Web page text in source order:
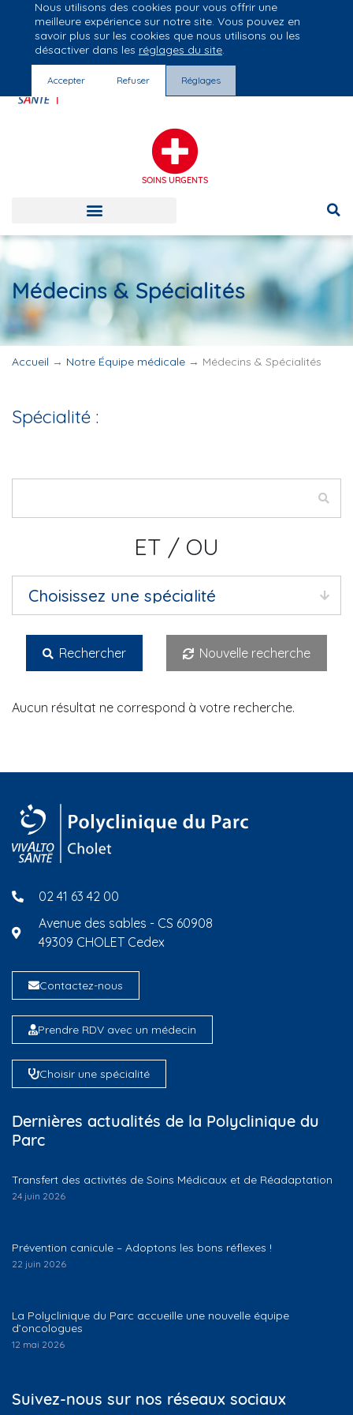
Groupe Vivalto Santé
Entre nous, la vie
SOINS URGENTS
Médecins & Spécialités
Accueil → Notre Équipe médicale → Médecins & Spécialités
Spécialité :
ET / OU
Rechercher Nouvelle recherche
Aucun résultat ne correspond à votre recherche.
02 41 63 42 00
Avenue des sables - CS 60908
49309 CHOLET Cedex
Contactez-nous
Prendre RDV avec un médecin
Choisir une spécialité
Dernières actualités de la Polyclinique du
Parc
Transfert des activités de Soins Médicaux et de Réadaptation
24 juin 2026
Prévention canicule – Adoptons les bons réflexes !
22 juin 2026
La Polyclinique du Parc accueille une nouvelle équipe
d’oncologues
12 mai 2026
Suivez-nous sur nos réseaux sociaux
Nous utilisons des cookies pour vous offrir une
meilleure expérience sur notre site. Vous pouvez en
savoir plus sur les cookies que nous utilisons ou les
désactiver dans les réglages du site.
Accepter Refuser Réglages